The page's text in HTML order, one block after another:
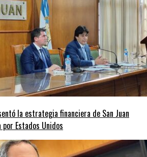
la estrategia financiera de San Juan
Estados Unidos